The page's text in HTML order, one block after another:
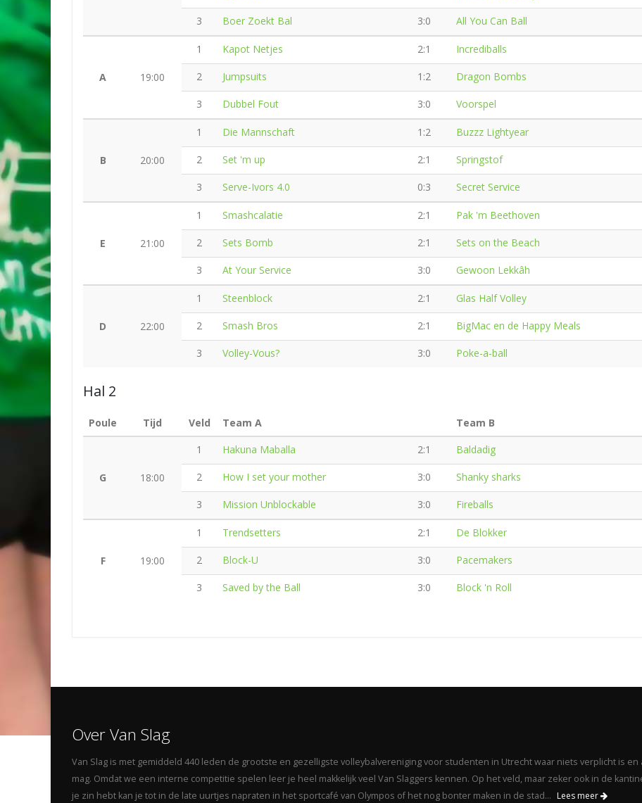
3 Boer Zoekt Bal 3:0 All You Can Ball
A 19:00
1 Kapot Netjes 2:1 Incrediballs
2 Jumpsuits 1:2 Dragon Bombs
3 Dubbel Fout 3:0 Voorspel
B 20:00
1 Die Mannschaft 1:2 Buzzz Lightyear
2 Set 'm up 2:1 Springstof
3 Serve-Ivors 4.0 0:3 Secret Service
E 21:00
1 Smashcalatie 2:1 Pak 'm Beethoven
2 Sets Bomb 2:1 Sets on the Beach
3 At Your Service 3:0 Gewoon Lekkâh
D 22:00
1 Steenblock 2:1 Glas Half Volley
2 Smash Bros 2:1 BigMac en de Happy Meals
3 Volley-Vous? 3:0 Poke-a-ball
Hal 2
Poule Tijd Veld Team A Team B
G 18:00
1 Hakuna Maballa 2:1 Baldadig
2 How I set your mother 3:0 Shanky sharks
3 Mission Unblockable 3:0 Fireballs
F 19:00
1 Trendsetters 2:1 De Blokker
2 Block-U 3:0 Pacemakers
3 Saved by the Ball 3:0 Block 'n Roll
Over Van Slag
Van Slag is met gemiddeld 440 leden de grootste en gezelligste volleybalvereniging voor studenten in Utrecht waar niets verplicht is en
mag. Omdat we een interne competitie spelen leer je heel makkelijk veel Van Slaggers kennen. Op het veld, maar zeker ook in de
je zin hebt kan je tot in de late uurtjes napraten in het sportcafé van Olympos of het nog bonter maken in de stad... Lees meer